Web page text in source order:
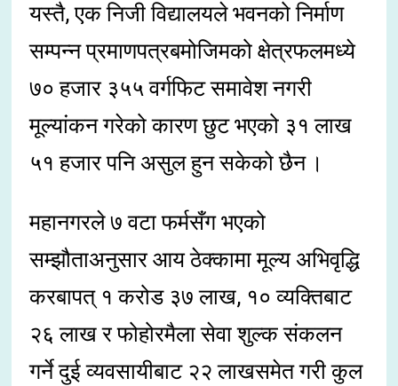
यस्तै, एक निजी विद्यालयले भवनको निर्माण
सम्पन्न प्रमाणपत्रबमोजिमको क्षेत्रफलमध्ये
७० हजार ३५५ वर्गफिट समावेश नगरी
मूल्यांकन गरेको कारण छुट भएको ३१ लाख
५१ हजार पनि असुल हुन सकेको छैन ।
महानगरले ७ वटा फर्मसँग भएको
सम्झौताअनुसार आय ठेक्कामा मूल्य अभिवृद्धि
करबापत् १ करोड ३७ लाख, १० व्यक्तिबाट
२६ लाख र फोहोरमैला सेवा शुल्क संकलन
गर्ने दुई व्यवसायीबाट २२ लाखसमेत गरी कुल